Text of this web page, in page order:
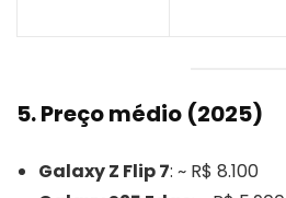
5. Preço médio (2025)
Galaxy Z Flip 7: ~ R$ 8.100